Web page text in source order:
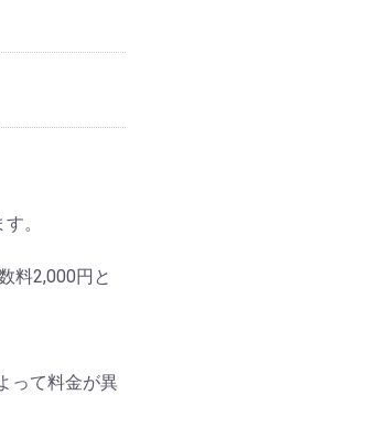
。
料2,000円と
って料金が異